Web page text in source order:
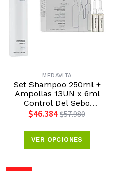
MEDAVITA
Set Shampoo 250ml +
Ampollas 13UN x 6ml
Control Del Sebo
Medavita
$46.384 $57.980
VER OPCIONES